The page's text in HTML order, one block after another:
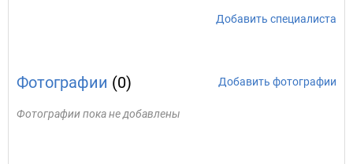
Добавить специалиста
Фотографии (0) Добавить фотографии
Фотографии пока не добавлены